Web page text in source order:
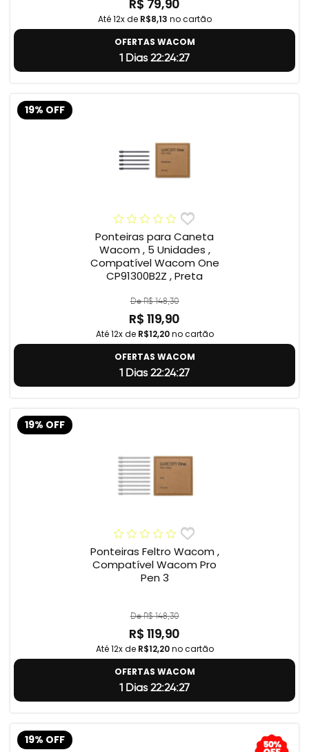
R$ 79,90
Até 12x de R$8,13 no cartão
OFERTAS WACOM
1 Dias 22:24:26
19% OFF
Ponteiras para Caneta
Wacom , 5 Unidades ,
Compatível Wacom One
CP91300B2Z , Preta
De R$ 148,30
R$ 119,90
Até 12x de R$12,20no cartão
OFERTAS WACOM
1 Dias 22:24:26
19% OFF
Ponteiras Feltro Wacom ,
Compatível Wacom Pro
Pen 3
De R$ 148,30
R$ 119,90
Até 12x de R$12,20no cartão
OFERTAS WACOM
1 Dias 22:24:26
19% OFF